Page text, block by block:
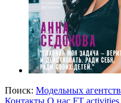
Поиск: Модельных агентств